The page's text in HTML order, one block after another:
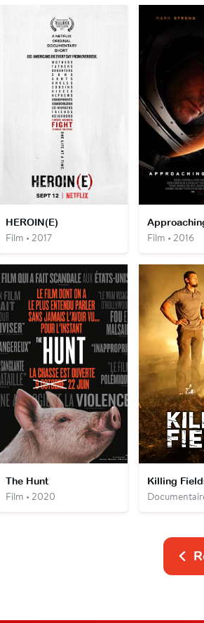
HEROIN(E)
Film • 2017 Film • 2016
The Hunt
Film • 2020
Killing